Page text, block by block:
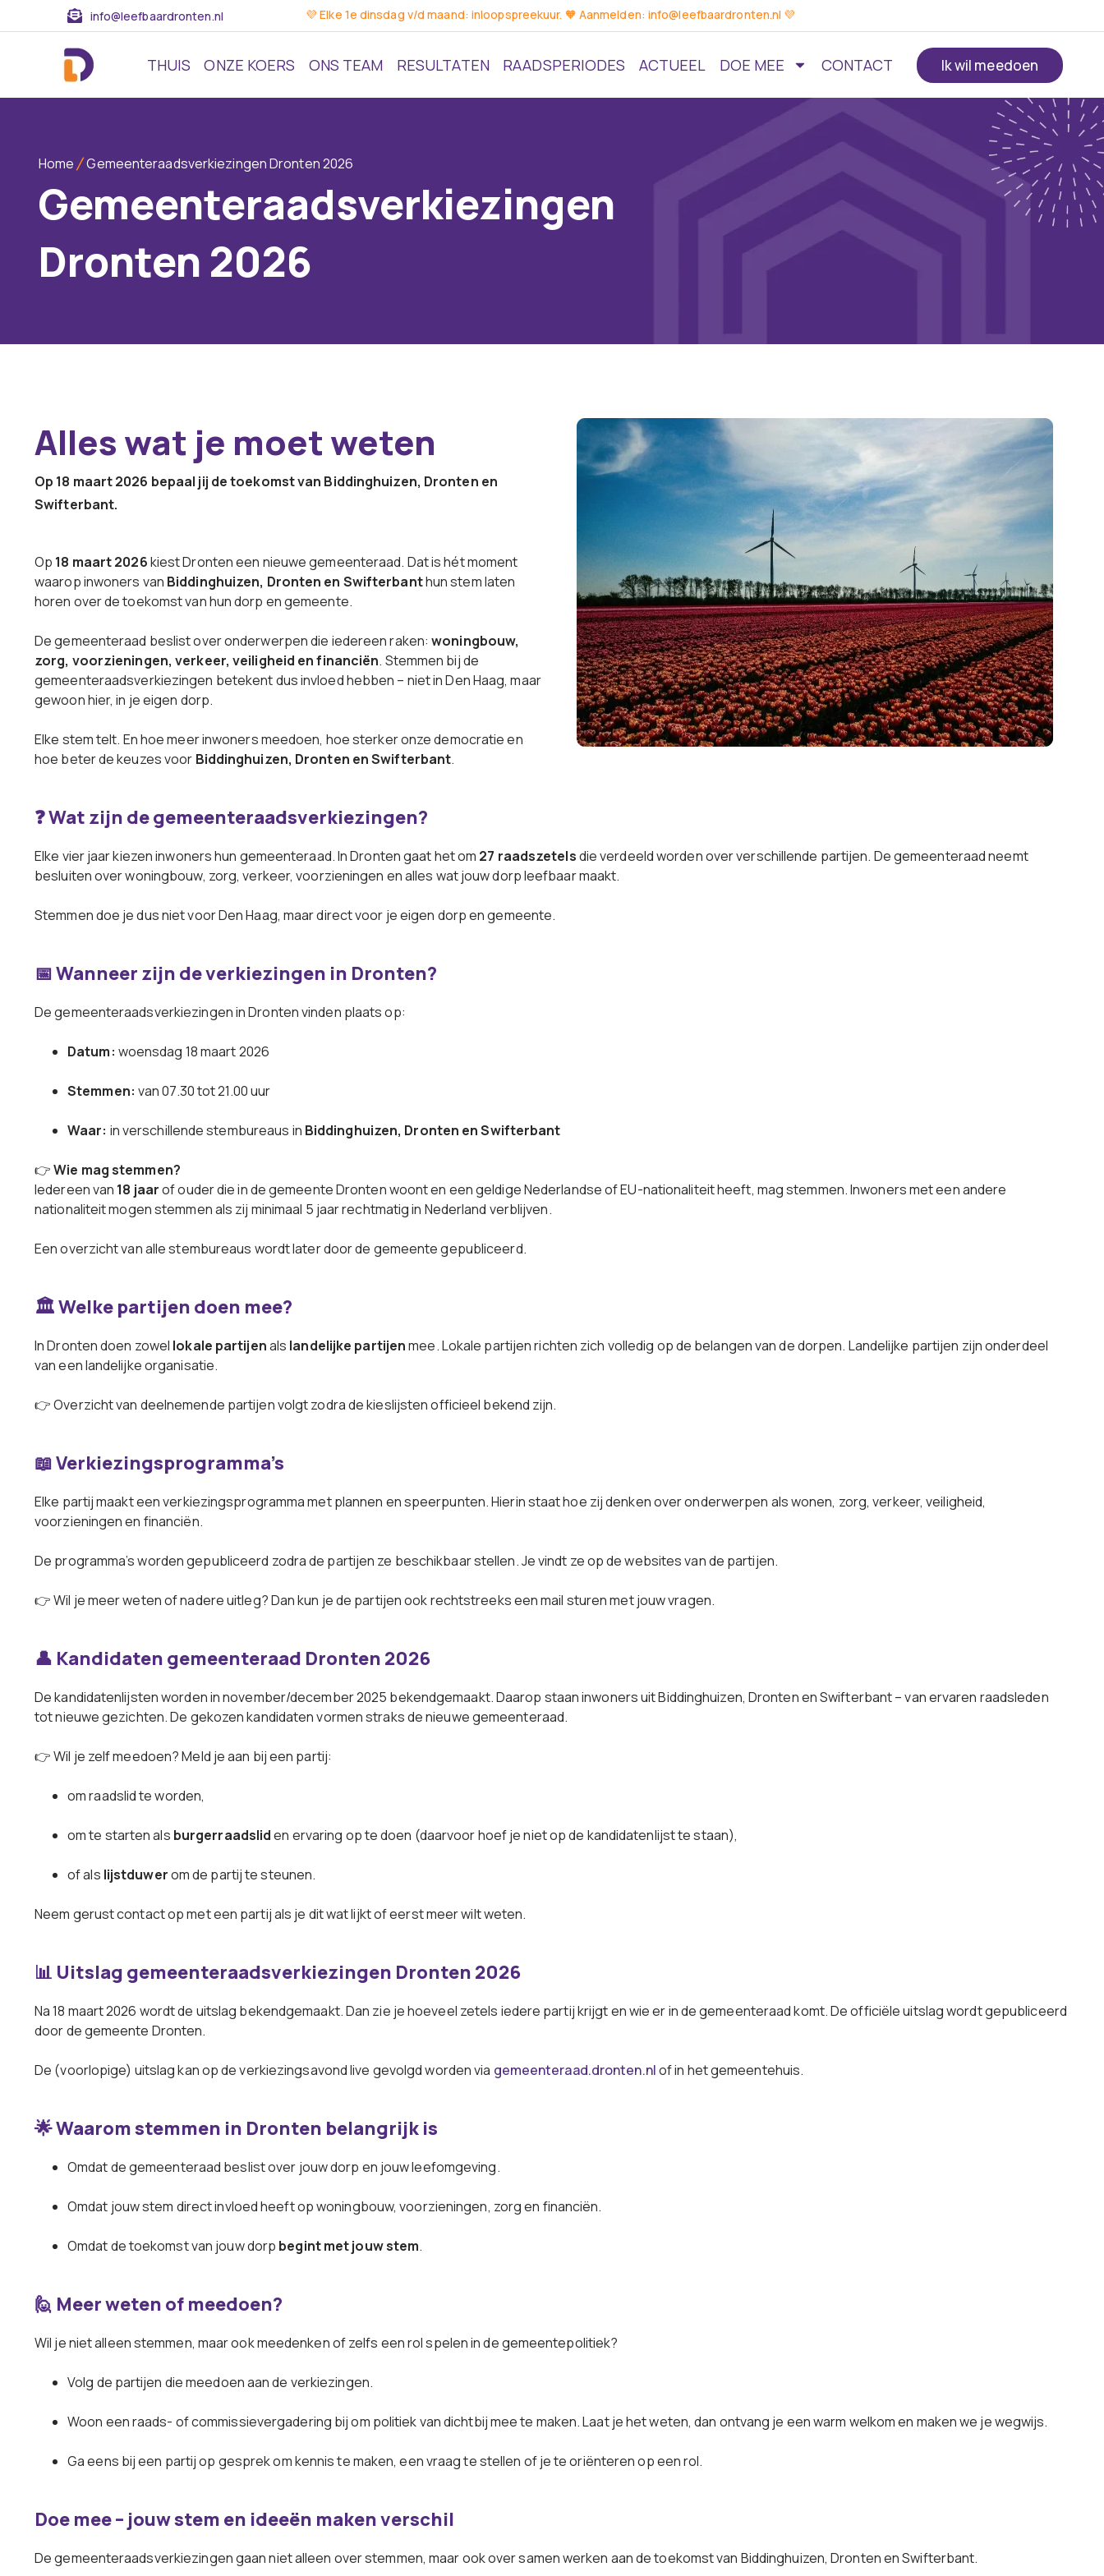
info@leefbaardronten.nl 💜 Elke 1e dinsdag v/d maand: inloopspreekuur. 🧡 Aanmelden: info@leefbaardronten.nl 💜
THUIS ONZE KOERS ONS TEAM RESULTATEN RAADSPERIODES ACTUEEL DOE MEE CONTACT Ik wil meedoen
Home Gemeenteraadsverkiezingen Dronten 2026
Gemeenteraadsverkiezingen
Dronten 2026
Alles wat je moet weten
Op 18 maart 2026 bepaal jij de toekomst van Biddinghuizen, Dronten en
Swifterbant.
Op 18 maart 2026kiest Dronten een nieuwe gemeenteraad. Dat is hét moment
waarop inwoners van Biddinghuizen, Dronten en Swifterbanthun stem laten
horen over de toekomst van hun dorp en gemeente.
De gemeenteraad beslist over onderwerpen die iedereen raken:woningbouw,
zorg, voorzieningen, verkeer, veiligheid en financiën. Stemmen bij de
gemeenteraadsverkiezingen betekent dus invloed hebben – niet in Den Haag, maar
gewoon hier, in je eigen dorp.
Elke stem telt. En hoe meer inwoners meedoen, hoe sterker onze democratie en
hoe beter de keuzes voor Biddinghuizen, Dronten en Swifterbant.
❓ Wat zijn de gemeenteraadsverkiezingen?
Elke vier jaar kiezen inwoners hun gemeenteraad. In Dronten gaat het om 27 raadszetelsdie verdeeld worden over verschillende partijen. De gemeenteraad neemt
besluiten over woningbouw, zorg, verkeer, voorzieningen en alles wat jouw dorp leefbaar maakt.
Stemmen doe je dus niet voor Den Haag, maar direct voor je eigen dorp en gemeente.
📅 Wanneer zijn de verkiezingen in Dronten?
De gemeenteraadsverkiezingen in Dronten vinden plaats op:
Datum: woensdag 18 maart 2026
Stemmen: van 07.30 tot 21.00 uur
Waar: in verschillende stembureaus in Biddinghuizen, Dronten en Swifterbant
👉Wie mag stemmen?
Iedereen van 18 jaarof ouder die in de gemeente Dronten woont en een geldige Nederlandse of EU-nationaliteit heeft, mag stemmen. Inwoners met een andere
nationaliteit mogen stemmen als zij minimaal 5 jaar rechtmatig in Nederland verblijven.
Een overzicht van alle stembureaus wordt later door de gemeente gepubliceerd.
🏛️ Welke partijen doen mee?
In Dronten doen zowel lokale partijenals landelijke partijenmee. Lokale partijen richten zich volledig op de belangen van de dorpen. Landelijke partijen zijn onderdeel
van een landelijke organisatie.
👉 Overzicht van deelnemende partijen volgt zodra de kieslijsten officieel bekend zijn.
📖 Verkiezingsprogramma’s
Elke partij maakt een verkiezingsprogramma met plannen en speerpunten. Hierin staat hoe zij denken over onderwerpen als wonen, zorg, verkeer, veiligheid,
voorzieningen en financiën.
De programma’s worden gepubliceerd zodra de partijen ze beschikbaar stellen. Je vindt ze op de websites van de partijen.
👉 Wil je meer weten of nadere uitleg? Dan kun je de partijen ook rechtstreeks een mail sturen met jouw vragen.
👤 Kandidaten gemeenteraad Dronten 2026
De kandidatenlijsten worden in november/december 2025 bekendgemaakt. Daarop staan inwoners uit Biddinghuizen, Dronten en Swifterbant – van ervaren raadsleden
tot nieuwe gezichten. De gekozen kandidaten vormen straks de nieuwe gemeenteraad.
👉 Wil je zelf meedoen? Meld je aan bij een partij:
om raadslid te worden,
om te starten als burgerraadsliden ervaring op te doen (daarvoor hoef je niet op de kandidatenlijst te staan),
of als lijstduwerom de partij te steunen.
Neem gerust contact op met een partij als je dit wat lijkt of eerst meer wilt weten.
📊 Uitslag gemeenteraadsverkiezingen Dronten 2026
Na 18 maart 2026 wordt de uitslag bekendgemaakt. Dan zie je hoeveel zetels iedere partij krijgt en wie er in de gemeenteraad komt. De officiële uitslag wordt gepubliceerd
door de gemeente Dronten.
De (voorlopige) uitslag kan op de verkiezingsavond live gevolgd worden via gemeenteraad.dronten.nlof in het gemeentehuis.
🌟 Waarom stemmen in Dronten belangrijk is
Omdat de gemeenteraad beslist over jouw dorp en jouw leefomgeving.
Omdat jouw stem direct invloed heeft op woningbouw, voorzieningen, zorg en financiën.
Omdat de toekomst van jouw dorp begint met jouw stem.
🙋 Meer weten of meedoen?
Wil je niet alleen stemmen, maar ook meedenken of zelfs een rol spelen in de gemeentepolitiek?
Volg de partijen die meedoen aan de verkiezingen.
Woon een raads- of commissievergadering bij om politiek van dichtbij mee te maken. Laat je het weten, dan ontvang je een warm welkom en maken we je wegwijs.
Ga eens bij een partij op gesprek om kennis te maken, een vraag te stellen of je te oriënteren op een rol.
Doe mee – jouw stem en ideeën maken verschil
De gemeenteraadsverkiezingen gaan niet alleen over stemmen, maar ook over samen werken aan de toekomst van Biddinghuizen, Dronten en Swifterbant.